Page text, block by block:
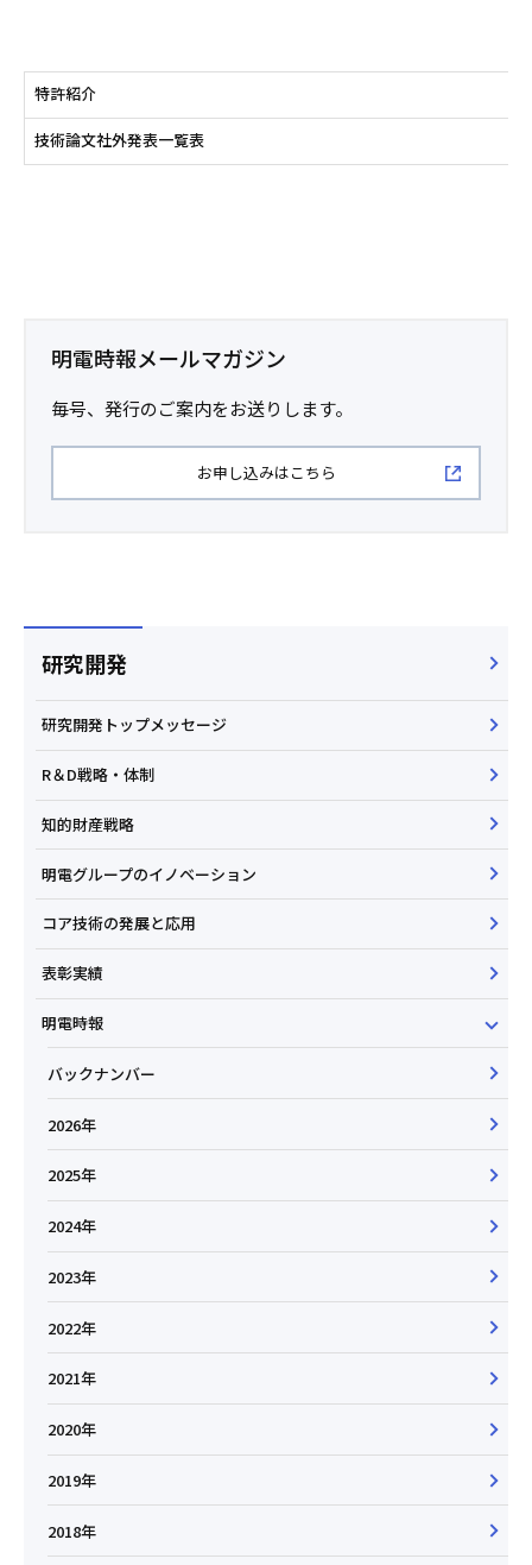
特許紹介
技術論文社外発表一覧表
明電時報メールマガジン
毎号、発行のご案内をお送りします。
お申し込みはこちら
研究開発
研究開発トップメッセージ
R＆D戦略・体制
知的財産戦略
明電グループのイノベーション
コア技術の発展と応用
表彰実績
明電時報
バックナンバー
2026年
2025年
2024年
2023年
2022年
2021年
2020年
2019年
2018年